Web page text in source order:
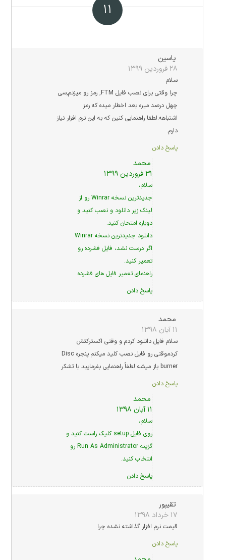
۱۱
یاسین
۲۸ فروردین ۱۳۹۹
سلام
چرا وقتی برای نصب فایل FTM, رمز رو میزنم,سی
چهل درصد میره بعد اخطار میده که رمز
اشتباهه.لطفا راهنمایی کنین که به این نرم افزار نیاز
دارم.
پاسخ دادن
محمد
۳۱ فروردین ۱۳۹۹
سلام،
جدیدترین نسخه Winrar رو از
لینک زیر دانلود و نصب کنید و
دوباره امتحان کنید.
دانلود جدیدترین نسخه Winrar
اگر درست نشد، فایل فشرده رو
تعمیر کنید.
راهنمای تعمیر فایل های فشرده
پاسخ دادن
محمد
۱۱ آبان ۱۳۹۸
سلام فایل دانلود کردم و وقتی اکسترکتش
کردموقتی رو فایل نصب کلید میکنم پنجره Disc
burner باز میشه لطفاً راهنمایی بفرمایید با تشکر
پاسخ دادن
محمد
۱۱ آبان ۱۳۹۸
سلام،
روی فایل setup کلیک راست کنید و
گزینه Run As Administrator رو
انتخاب کنید.
پاسخ دادن
تقیپور
۱۷ خرداد ۱۳۹۸
قیمت نرم افزار گذاشته نشده چرا
پاسخ دادن